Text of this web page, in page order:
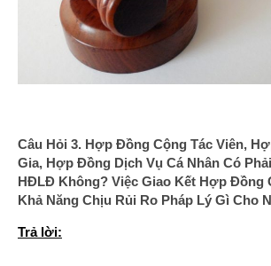
Câu Hỏi 3. Hợp Đồng Cộng Tác Viên,
Gia, Hợp Đồng Dịch Vụ Cá Nhân Có
HĐLĐ Không? Việc Giao Kết Hợp Đồng
Khả Năng Chịu Rủi Ro Pháp Lý Gì Cho
Trả lời: